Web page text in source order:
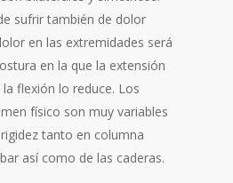
sufrir también de dolor
en las extremidades será
en la que la extensión
flexión lo reduce. Los
físico son muy variables
tanto en columna
así como de las caderas.